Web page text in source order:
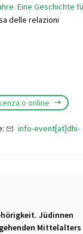
Eine Geschichte
delle relazioni
o online
info-event[at]dhi-
Jüdinnen
Mittelalters